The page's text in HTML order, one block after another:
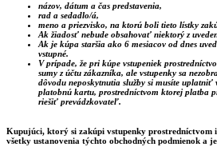
názov, dátum a čas predstavenia,
rad a sedadlo/á,
meno a priezvisko, na ktorú boli tieto lístky
Ak žiadosť nebude obsahovať niektorý z
Ak je kúpa staršia ako 6 mesiacov od dnes
vstupné.
V prípade, že pri kúpe vstupeniek
sumy z účtu zákazníka, ale vstupenky sa
dôvodu neposkytnutia služby si musíte
platobnú kartu, prostredníctvom ktorej platba
riešiť prevádzkovateľ.
Kupujúci, ktorý si zakúpi vstupenky prostredníctvom
všetky ustanovenia týchto obchodných podmienok a